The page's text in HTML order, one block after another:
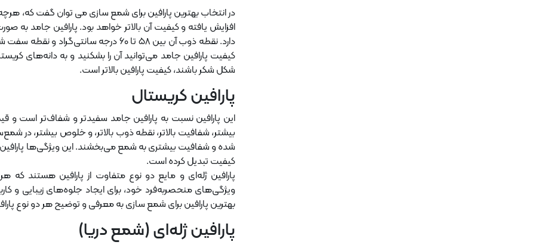
در انتخاب بهترین پارافین برای شمع سازی می توان گفت که،
افزایش یافته و کیفیت آن بالاتر خواهد بود. پارافین جامد
کیفیت پارافین جامد می‌توانید آن را بشکنید و به دانه‌های
شکل شکر باشند، کیفیت پارافین بالاتر است.
پارافین کریستال
این پارافین نسبت به پارافین جامد سفیدتر و شفاف‌تر است و
بیشتر، شفافیت بالاتر، نقطه ذوب بالاتر، و خلوص بیشتر، در
شده و شفافیت بیشتری به شمع می‌بخشند. این ویژگی‌ها
کیفیت تبدیل کرده است.
پارافین ژله‌ای و مایع دو نوع متفاوت از پارافین هستند
ویژگی‌های منحصربه‌فرد خود، برای ایجاد جلوه‌های زیبایی و
بهترین پارافین برای شمع سازی به معرفی و توضیح هر دو نوع
پارافین ژله‌ای (شمع دریا)